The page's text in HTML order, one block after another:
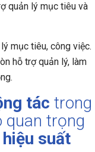
quản lý mục tiêu và
mục tiêu, công việc.
hỗ trợ quản lý, làm
tác trong
quan trọng
suất